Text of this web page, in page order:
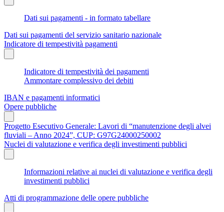
Dati sui pagamenti - in formato tabellare
Dati sui pagamenti del servizio sanitario nazionale
Indicatore di tempestività pagamenti
Indicatore di tempestività dei pagamenti
Ammontare complessivo dei debiti
IBAN e pagamenti informatici
Opere pubbliche
Progetto Esecutivo Generale: Lavori di “manutenzione degli alvei
fluviali – Anno 2024”, CUP: G97G24000250002
Nuclei di valutazione e verifica degli investimenti pubblici
Informazioni relative ai nuclei di valutazione e verifica degli
investimenti pubblici
Atti di programmazione delle opere pubbliche